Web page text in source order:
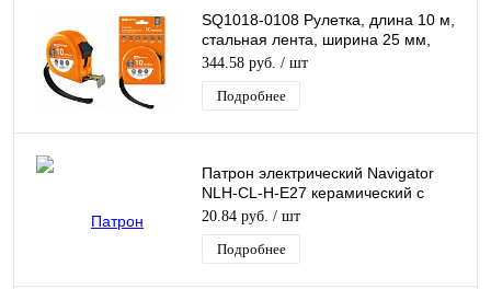
SQ1018-0108 Рулетка, длина 10 м,
стальная лента, ширина 25 мм,
прорез покрытие, магнит, "Рубин"
TDM
344.58 руб. / шт
Подробнее
Патрон электрический Navigator
NLH-CL-H-E27 керамический с
держателем Е27
20.84 руб. / шт
Подробнее